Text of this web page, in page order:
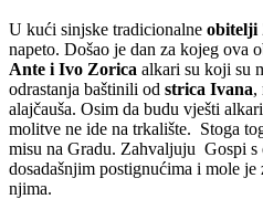
U kući sinjske tradicionalne obitelji
napeto. Došao je dan za kojeg ova
Ante i Ivo Zorica alkari su koji su
odrastanja baštinili od strica Ivana,
alajčauša. Osim da budu vješti
molitve ne ide na trkalište. Stoga
misu na Gradu. Zahvaljuju Gospi s
dosadašnjim postignućima i mole
njima.